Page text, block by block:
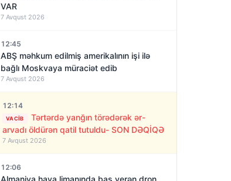
VAR
7 Avqust 2026
12:45
ABŞ məhkum edilmiş amerikalının işi ilə
bağlı Moskvaya müraciət edib
7 Avqust 2026
12:14
VACIB
Tərtərdə yanğın törədərək ər-
arvadı öldürən qatil tutuldu- SON DƏQİQƏ
7 Avqust 2026
12:06
Almaniya hava limanında baş verən dron